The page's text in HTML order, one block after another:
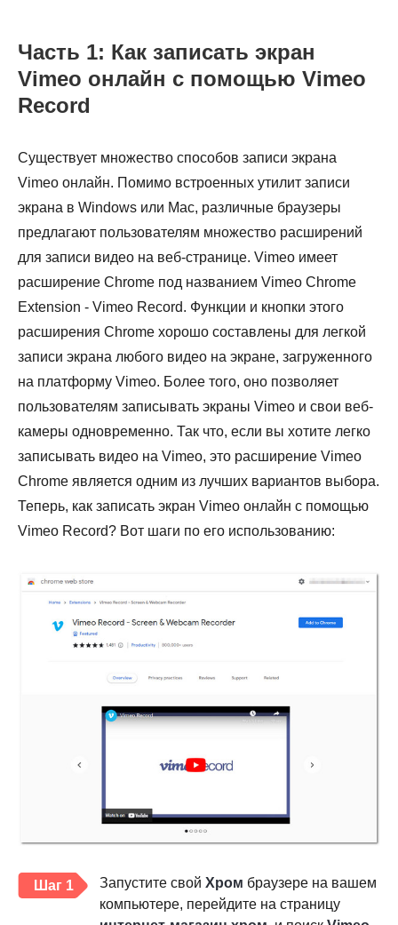
Часть 1: Как записать экран
Vimeo онлайн с помощью Vimeo
Record
Существует множество способов записи экрана
Vimeo онлайн. Помимо встроенных утилит записи
экрана в Windows или Mac, различные браузеры
предлагают пользователям множество расширений
для записи видео на веб-странице. Vimeo имеет
расширение Chrome под названием Vimeo Chrome
Extension - Vimeo Record. Функции и кнопки этого
расширения Chrome хорошо составлены для легкой
записи экрана любого видео на экране, загруженного
на платформу Vimeo. Более того, оно позволяет
пользователям записывать экраны Vimeo и свои веб-
камеры одновременно. Так что, если вы хотите легко
записывать видео на Vimeo, это расширение Vimeo
Chrome является одним из лучших вариантов выбора.
Теперь, как записать экран Vimeo онлайн с помощью
Vimeo Record? Вот шаги по его использованию:
Шаг 1 Запустите свой Хром браузере на вашем
компьютере, перейдите на страницу